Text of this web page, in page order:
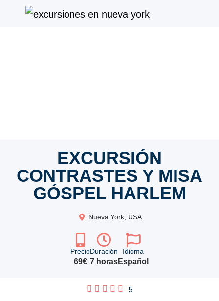
EXCURSIÓN
CONTRASTES Y MISA
GÓSPEL HARLEM
Nueva York, USA
Precio
69€
Duración
7 horas
Idioma
Español
5